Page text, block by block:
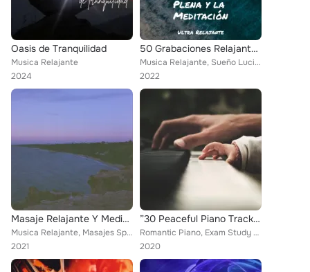
Oasis de Tranquilidad
Musica Relajante
2024
50 Grabaciones Relajantes Para la Atención Plena y la Meditación
Musica Relajante, Sueño Lucido, Ambiente
2022
Masaje Relajante Y Meditación
Musica Relajante, Masajes Spa, Dormir Sol
2021
”30 Peaceful Piano Tracks for Ultimate Winter Tranquility”
Romantic Piano, Exam Study Classical Music, Musica Relajante
2020